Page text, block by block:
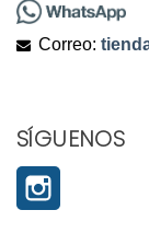
Correo:
SÍGUENOS